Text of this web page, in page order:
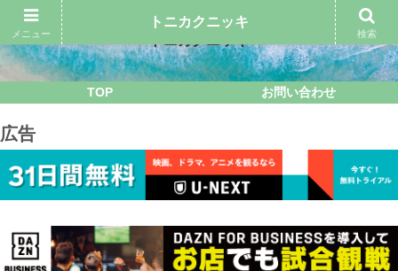
TOP お問い合わせ
広告
メニュー
トニカクニッキ
検索